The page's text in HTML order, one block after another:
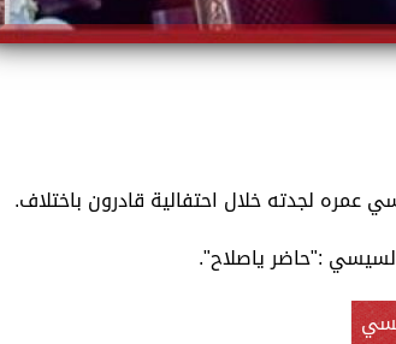
لجدته خلال احتفالية قادرون باختلاف.
:"حاضر ياصلاح".